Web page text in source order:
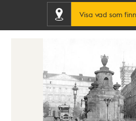
Visa vad som